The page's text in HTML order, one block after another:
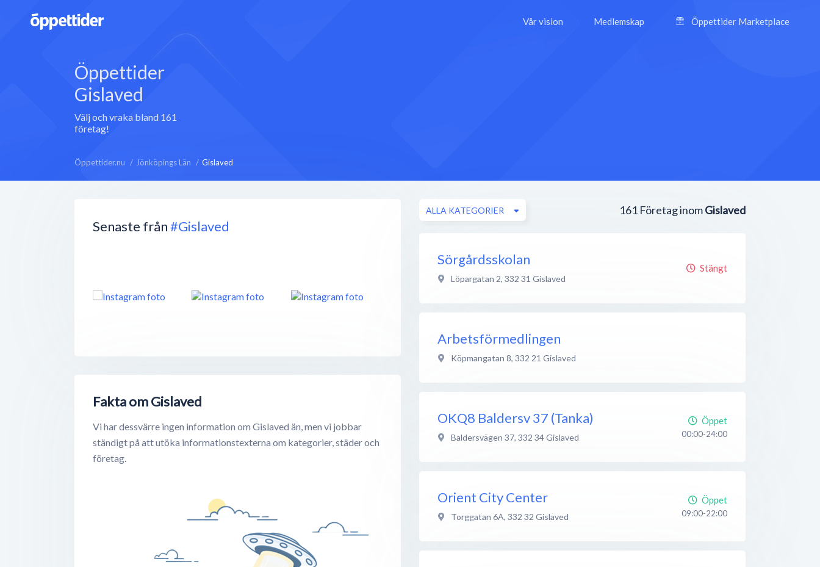
Vår vision Medlemskap Öppettider Marketplace
Öppettider
Gislaved
Välj och vraka bland 161
företag!
Öppettider.nu Jönköpings Län Gislaved
Senaste från#Gislaved
Fakta om Gislaved
Vi har dessvärre ingen information om Gislaved än, men vi jobbar
ständigt på att utöka informationstexterna om kategorier, städer och
företag.
161 Företag inomGislaved
ALLA KATEGORIER
Sörgårdsskolan
Löpargatan 2, 332 31 Gislaved
Stängt
Arbetsförmedlingen
Köpmangatan 8, 332 21 Gislaved
OKQ8 Baldersv 37 (Tanka)
Baldersvägen 37, 332 34Gislaved
Öppet
00:00-24:00
Orient City Center
Torggatan 6A, 332 32 Gislaved
Öppet
09:00-22:00